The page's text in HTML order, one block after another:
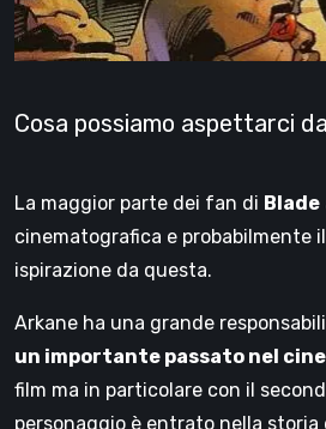
Cosa possiamo aspettarci
La maggior parte dei fan di Blade
cinematografica e probabilmente
ispirazione da questa.
Arkane ha una grande
un importante passato nel
film ma in particolare con il
personaggio è entrato nella storia